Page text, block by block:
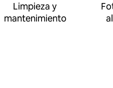
Limpieza y
mantenimiento